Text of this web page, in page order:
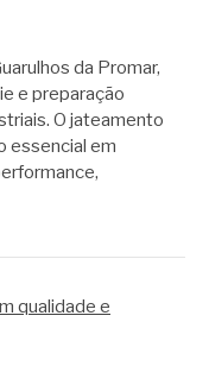
da Promar,
e preparação
O jateamento
essencial em